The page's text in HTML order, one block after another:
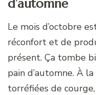
d’automne
Le mois d’octobre
réconfort et de
présent. Ça tombe
pain d’automne. À
torréfiées de